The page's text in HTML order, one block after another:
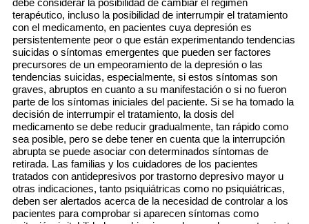
debe considerar la posibilidad de cambiar el régimen
terapéutico, incluso la posibilidad de interrumpir el tratamiento
con el medicamento, en pacientes cuya depresión es
persistentemente peor o que están experimentando tendencias
suicidas o síntomas emergentes que pueden ser factores
precursores de un empeoramiento de la depresión o las
tendencias suicidas, especialmente, si estos síntomas son
graves, abruptos en cuanto a su manifestación o si no fueron
parte de los síntomas iniciales del paciente. Si se ha tomado la
decisión de interrumpir el tratamiento, la dosis del
medicamento se debe reducir gradualmente, tan rápido como
sea posible, pero se debe tener en cuenta que la interrupción
abrupta se puede asociar con determinados síntomas de
retirada. Las familias y los cuidadores de los pacientes
tratados con antidepresivos por trastorno depresivo mayor u
otras indicaciones, tanto psiquiátricas como no psiquiátricas,
deben ser alertados acerca de la necesidad de controlar a los
pacientes para comprobar si aparecen síntomas como